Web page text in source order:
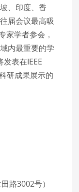
、印度、香
届会议最高吸
家学者参会，
内最重要的学
表在IEEE
研成果展示的
路3002号）